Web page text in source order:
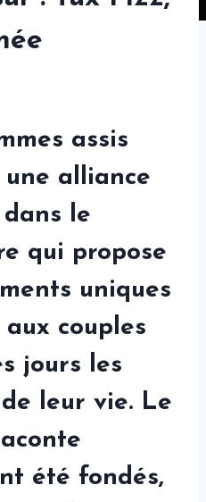
assis
une alliance
le
qui propose
uniques
couples
jours les
leur vie. Le
été fondés,